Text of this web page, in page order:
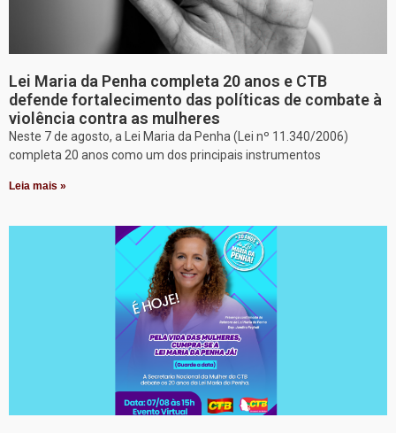
Lei Maria da Penha completa 20 anos e CTB
defende fortalecimento das políticas de combate à
violência contra as mulheres
Neste 7 de agosto, a Lei Maria da Penha (Lei nº 11.340/2006)
completa 20 anos como um dos principais instrumentos
Leia mais »